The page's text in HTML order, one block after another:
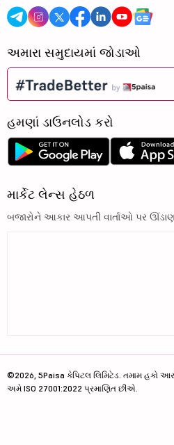
અમારા સમુદાયમાં જોડાઓ
હમણાં ડાઉનલોડ કરો
માર્કેટ લેન્સ હેઠળ
બજારોને આકાર આપતી વાર્તાઓ પર
©2026, 5Paisa કેપિટલ લિમિટેડ. તમામ હકો
અમે ISO 27001:2022 પ્રમાણિત છીએ.